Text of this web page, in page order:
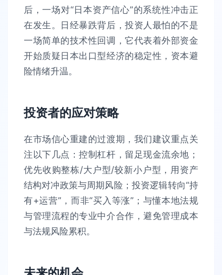
后，一场对“日本资产信心”的系统性冲击正
在发生。日经暴跌背后，投资人最怕的不是
一场简单的技术性回调，它代表着外部资金
开始质疑日本出口型经济的稳定性，资本避
险情绪升温。
投资者的应对策略
在市场信心重建的过渡期，我们建议重点关
注以下几点：控制杠杆，留足现金流余地；
优先收购整栋/大户型/较新小户型，用资产
结构对冲政策与周期风险；投资逻辑转向“持
有+运营”，而非“买入等涨”；与懂本地法规
与管理流程的专业中介合作，避免管理成本
与法规风险累积。